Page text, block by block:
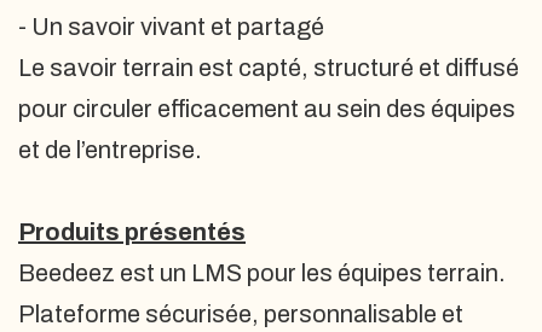
- Un savoir vivant et partagé
Le savoir terrain est capté, structuré et diffusé
pour circuler efficacement au sein des équipes
et de l’entreprise.
Produits présentés
Beedeez est un LMS pour les équipes terrain.
Plateforme sécurisée, personnalisable et